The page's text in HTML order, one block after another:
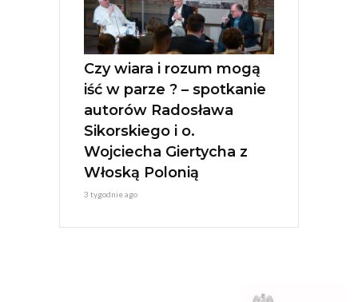
Czy wiara i rozum mogą
iść w parze ? – spotkanie
autorów Radosława
Sikorskiego i o.
Wojciecha Giertycha z
Włoską Polonią
3 tygodnie ago